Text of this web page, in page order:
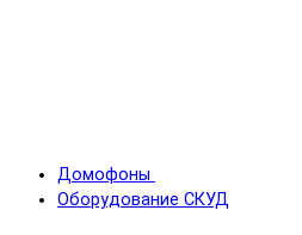
Домофоны
Оборудование СКУД